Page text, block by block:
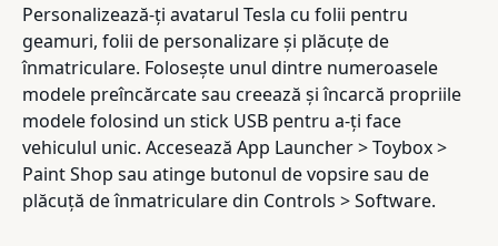
Personalizează-ți avatarul Tesla cu folii pentru
geamuri, folii de personalizare și plăcuțe de
înmatriculare. Folosește unul dintre numeroasele
modele preîncărcate sau creează și încarcă propriile
modele folosind un stick USB pentru a-ți face
vehiculul unic. Accesează App Launcher > Toybox >
Paint Shop sau atinge butonul de vopsire sau de
plăcuță de înmatriculare din Controls > Software.